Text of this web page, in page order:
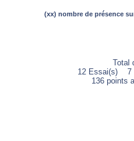
(xx) nombre de présence
Total
12 Essai(s)
136 points